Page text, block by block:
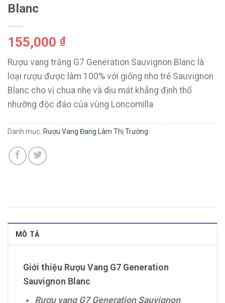
Blanc
155,000 ₫
Rượu vang trắng G7 Generation Sauvignon Blanc là
loại rượu được làm 100% với giống nho trẻ Sauvignon
Blanc cho vị chua nhẹ và dịu mát khẳng định thổ
nhưỡng độc đáo của vùng Loncomilla
Danh mục: Rượu Vang Đang Làm Thị Trường
MÔ TẢ
Giới thiệu Rượu Vang G7 Generation
Sauvignon Blanc
Rượu vang G7 Generation Sauvignon